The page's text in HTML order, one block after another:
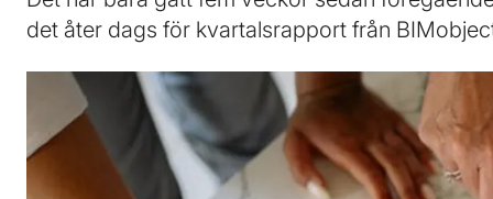
det åter dags för kvartalsrapport från